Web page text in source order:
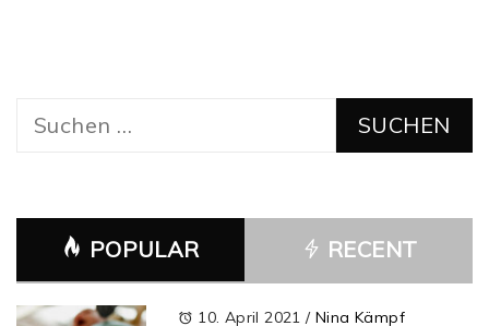
Suchen
POPULAR RECENT
10. April 2021/ Nina Kämpf